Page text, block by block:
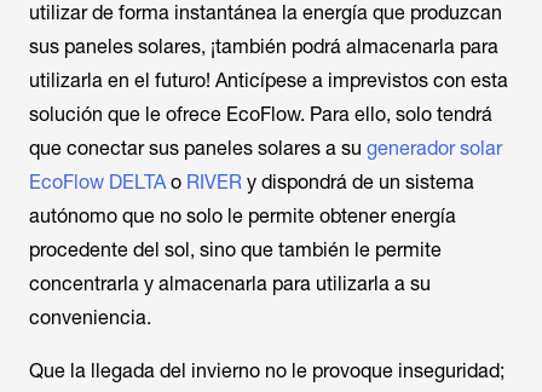
utilizar de forma instantánea la energía que produzcan
sus paneles solares, ¡también podrá almacenarla para
utilizarla en el futuro! Anticípese a imprevistos con esta
solución que le ofrece EcoFlow. Para ello, solo tendrá
que conectar sus paneles solares a su generador solar
EcoFlow DELTAo RIVER y dispondrá de un sistema
autónomo que no solo le permite obtener energía
procedente del sol, sino que también le permite
concentrarla y almacenarla para utilizarla a su
conveniencia.
Que la llegada del invierno no le provoque inseguridad;